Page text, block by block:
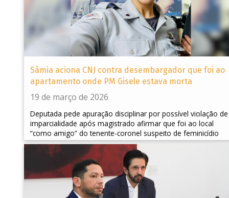
Sâmia aciona CNJ contra desembargador que foi ao
apartamento onde PM Gisele estava morta
19 de março de 2026
Deputada pede apuração disciplinar por possível violação de
imparcialidade após magistrado afirmar que foi ao local
“como amigo” do tenente-coronel suspeito de feminicídio